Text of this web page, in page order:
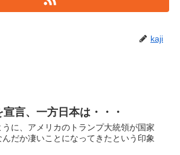
kaji
言、一方日本は・・・
に、アメリカのトランプ大統領が国家
だか凄いことになってきたという印象